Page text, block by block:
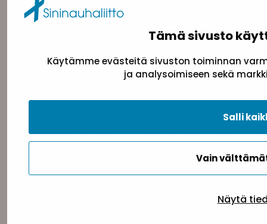
Tämä sivusto
Käytämme evästeitä sivuston toiminnan
ja analysoimiseen sekä
Vain
Salli
Näytä
Tietosuojaseloste Evästeseloste